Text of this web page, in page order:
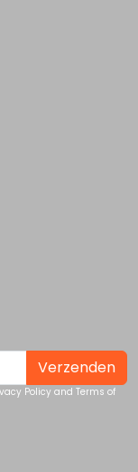
Verzenden
Policy and Terms of